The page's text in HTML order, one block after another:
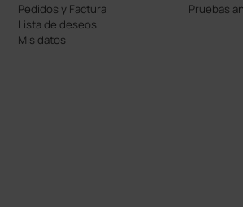
Pedidos y Factura
Lista de deseos
Mis datos
Pruebas